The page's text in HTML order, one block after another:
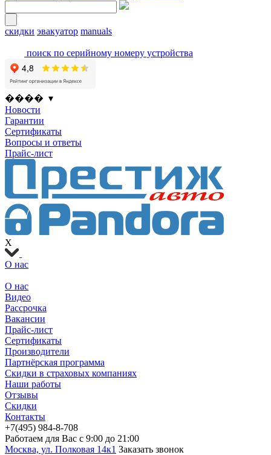
скидки эвакуатор manuals
поиск по серийному номеру устройства
���� ▾
Новости
Гарантии
Сертификаты
Вопросы и ответы
Прайс-лист
X
О нас
О нас
Видео
Рассрочка
Вакансии
Прайс-лист
Сертификаты
Производители
Партнёрская программа
Скидки в страховых компаниях
Наши работы
Отзывы
Скидки
Контакты
+7(495) 984-8-708
Работаем для Вас с 9:00 до 21:00
Москва, ул. Полковая 14к1 Заказать звонок